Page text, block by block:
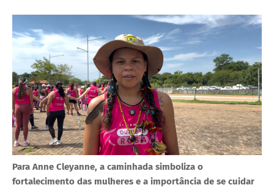
Para Anne Cleyanne, a caminhada simboliza o
fortalecimento das mulheres e a importância de se cuidar